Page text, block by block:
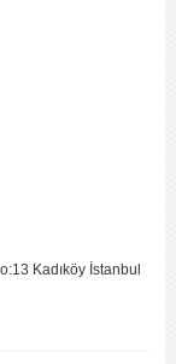
Kadıköy İstanbul